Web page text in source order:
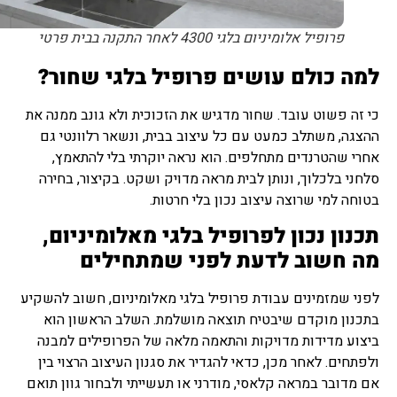
פרופיל אלומיניום בלגי 4300 לאחר התקנה בבית פרטי
למה כולם עושים פרופיל בלגי שחור?
כי זה פשוט עובד. שחור מדגיש את הזכוכית ולא גונב ממנה את
ההצגה, משתלב כמעט עם כל עיצוב בבית, ונשאר רלוונטי גם
אחרי שהטרנדים מתחלפים. הוא נראה יוקרתי בלי להתאמץ,
סלחני בלכלוך, ונותן לבית מראה מדויק ושקט. בקיצור, בחירה
בטוחה למי שרוצה עיצוב נכון בלי חרטות.
תכנון נכון לפרופיל בלגי מאלומיניום,
מה חשוב לדעת לפני שמתחילים
לפני שמזמינים עבודת פרופיל בלגי מאלומיניום, חשוב להשקיע
בתכנון מוקדם שיבטיח תוצאה מושלמת. השלב הראשון הוא
ביצוע מדידות מדויקות והתאמה מלאה של הפרופילים למבנה
ולפתחים. לאחר מכן, כדאי להגדיר את סגנון העיצוב הרצוי בין
אם מדובר במראה קלאסי, מודרני או תעשייתי ולבחור גוון תואם